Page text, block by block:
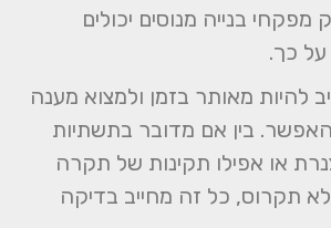
מפקחי בנייה מנוסים יכולים
כך.
להיות מאותר בזמן ולמצוא מענה
בין אם מדובר בתשתיות
או אפילו תקינות של תקרה
תקרוס, כל זה מחייב בדיקה